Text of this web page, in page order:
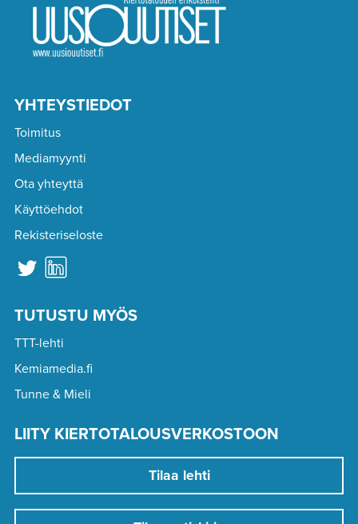
YHTEYSTIEDOT
Toimitus
Mediamyynti
Ota yhteyttä
Käyttöehdot
Rekisteriseloste
TUTUSTU MYÖS
TTT-lehti
Kemiamedia.fi
Tunne & Mieli
LIITY KIERTOTALOUSVERKOSTOON
Tilaa lehti